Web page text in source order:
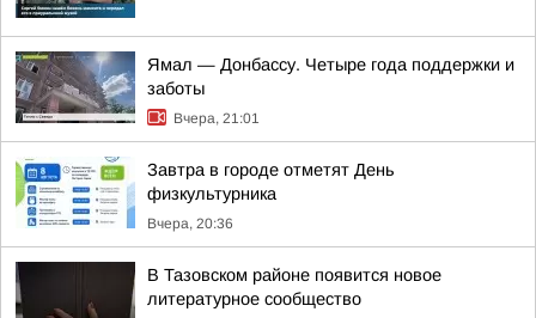
Ямал — Донбассу. Четыре года поддержки и
заботы
Вчера, 21:01
Завтра в городе отметят День
физкультурника
Вчера, 20:36
В Тазовском районе появится новое
литературное сообщество